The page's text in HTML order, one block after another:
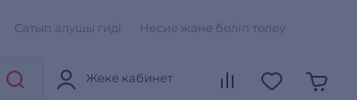
Сатып алушы гиді Несие және бөліп төлеу
Жеке кабинет